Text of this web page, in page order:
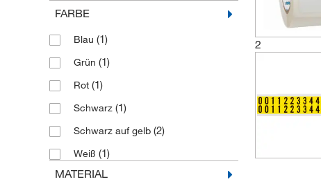
FARBE
Blau (1)
Grün (1)
Rot (1)
Schwarz (1)
Schwarz auf gelb (2)
Weiß (1)
MATERIAL
2